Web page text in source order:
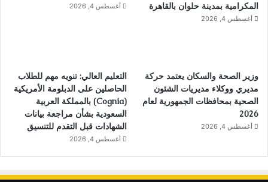
المكرامية بمدينة حلوان بالقاهرة
أغسطس 4, 2026
أغسطس 4, 2026
وزير الصحة والسكان يعتمد حركة
مديري ووكلاء مديريات الشئون
الصحية بمحافظات الجمهورية لعام
2026
أغسطس 4, 2026
التعليم العالي: تنويه مهم للطلاب
الحاصلين على الدبلومة الأمريكية
(Cognia) بالمملكة العربية
السعودية بشأن مراجعة بيانات
الشهادات قبل التقدم للتنسيق
أغسطس 4, 2026